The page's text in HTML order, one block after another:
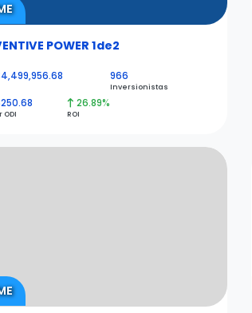
POWER 1de2
966
Inversionistas
ODI
26.89%
ROI